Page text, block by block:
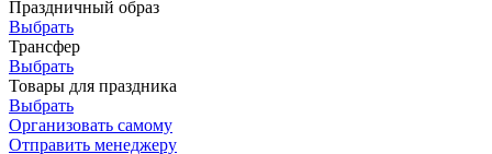
Праздничный образ
Выбрать
Трансфер
Выбрать
Товары для праздника
Выбрать
Организовать самому
Отправить менеджеру